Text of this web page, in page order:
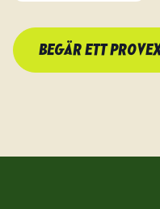
BEGÄR ETT